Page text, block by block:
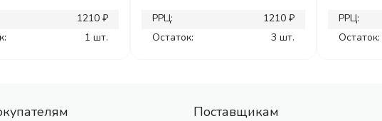
1210 ₽
1 шт.
РРЦ:
1210 ₽
Остаток:
3 шт.
РРЦ:
Остаток:
Поставщикам